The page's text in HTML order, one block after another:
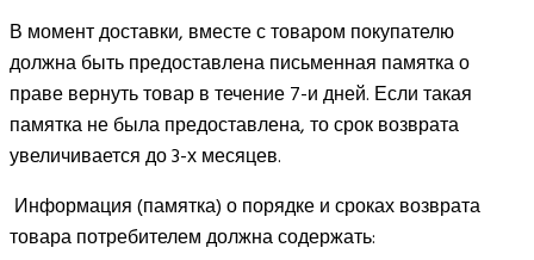
В момент доставки, вместе с товаром покупателю
должна быть предоставлена письменная памятка о
праве вернуть товар в течение 7-и дней. Если такая
памятка не была предоставлена, то срок возврата
увеличивается до 3-х месяцев.
Информация (памятка) о порядке и сроках возврата
товара потребителем должна содержать: